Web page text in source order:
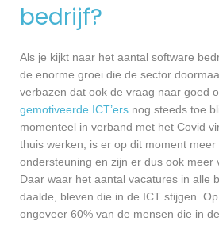
bedrijf?
Als je kijkt naar het aantal software
de enorme groei die de sector
verbazen dat ook de vraag naar goed
gemotiveerde ICT’ers nog steeds toe
momenteel in verband met het Covid
thuis werken, is er op dit moment meer
ondersteuning en zijn er dus ook meer
Daar waar het aantal vacatures in alle
daalde, bleven die in de ICT stijgen.
ongeveer 60% van de mensen die in